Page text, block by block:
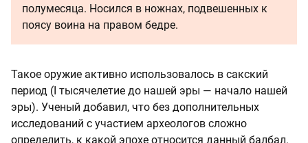
полумесяца. Носился в ножнах, подвешенных к
поясу воина на правом бедре.
Такое оружие активно использовалось в сакский
период (I тысячелетие до нашей эры — начало нашей
эры). Ученый добавил, что без дополнительных
исследований с участием археологов сложно
определить, к какой эпохе относится данный балбал.